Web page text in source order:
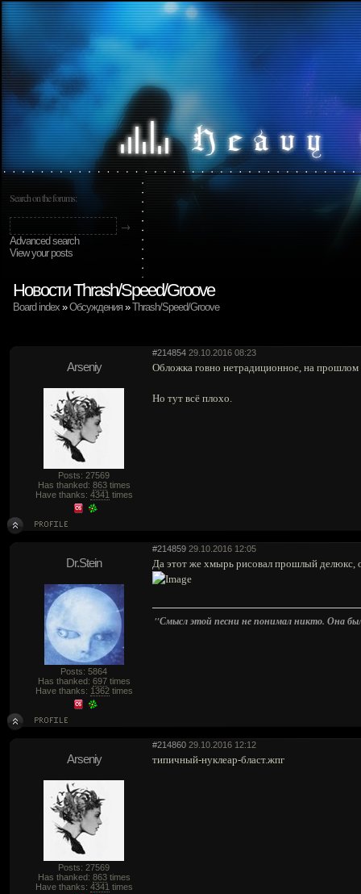
Search on the forums:
Advanced search
View your posts
Новости Thrash/Speed/Groove
Board index »Обсуждения »Thrash/Speed/Groove
#214854 29.10.2016 08:23
Arseniy
Posts: 27569
Has thanked: 863times
Have thanks: 4341 times
Обложка говно нетрадиционное, на
Но тут всё плохо.
#214859 29.10.2016 12:05
Dr.Stein
Posts: 5864
Has thanked: 697times
Have thanks: 1362times
Да этот же хмырь рисовал прошлый делюкс,
"Смысл этой песни не понимал никто. Она была
#214860 29.10.2016 12:12
Arseniy
Posts: 27569
Has thanked: 863times
Have thanks: 4341 times
типичный-нуклеар-бласт.жпг